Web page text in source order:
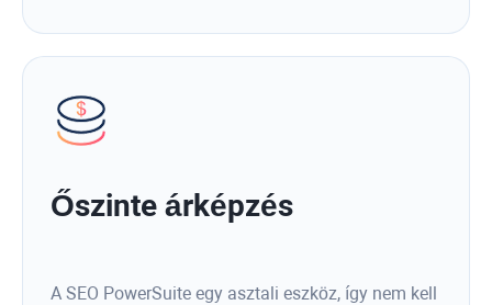
Őszinte árképzés
A SEO PowerSuite egy asztali eszköz, így nem kell